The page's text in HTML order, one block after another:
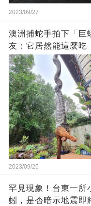
2023/09/27
澳洲捕蛇手拍下「巨
友：它居然能這麼吃
2023/09/26
罕見現象！台東一所
蚓，是否暗示地震即